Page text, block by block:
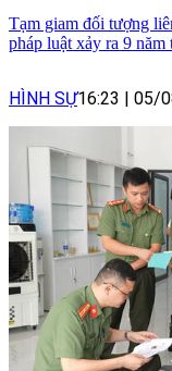
Tạm giam đối tượng
pháp luật xảy ra 9 năm
HÌNH SỰ16:23 05/